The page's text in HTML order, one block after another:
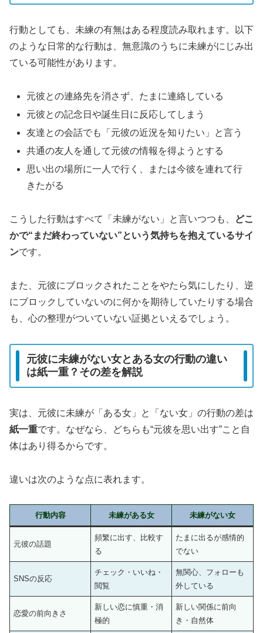
行動としても、未練の有無はある程度読み取れます。以下
のような日常的な行動は、無意識のうちに未練がにじみ出
ている可能性があります。
元彼との連絡先を消さず、たまに連絡している
元彼との記念日や誕生日に反応してしまう
友達との会話でも「元彼の近況を知りたい」と言う
共通の友人を通して元彼の情報を得ようとする
思い出の場所に一人で行く、または今彼を連れて行
きたがる
こうした行動はすべて「未練がない」と言いつつも、
どこ
かで“まだ終わっていない”という気持ちを抱えているサイ
ンです。
また、元彼にブロックされたことをやたら気にしたり、逆
にブロックしていないのに何かを期待していたりする場合
も、心の整理がついていない証拠といえるでしょう。
元彼に未練がない女とある女の行動の違い
は紙一重？その差を解説
実は、元彼に未練が「ある女」と「ない女」の行動の差は
紙一重です。なぜなら、どちらも“元彼を思い出す”こと自
体はあり得るからです。
違いは次のような点に表れます。
行動内容 未練がある女 未練がない女
元彼の話題
頻繁に出す、比較す
る
たまに出るが感情的
でない
SNSの反応
チェック・いいね・
閲覧
無関心、フォローも
外している
恋愛の前向きさ
新しい恋に慎重・消
極的
新しい関係に前向
き・自然体